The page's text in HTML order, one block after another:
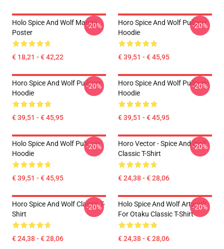
Holo Spice And Wolf Manga
Poster
€ 18,21 - € 42,22
-20%
Horo Spice And Wolf Pullover
Hoodie
€ 39,51 - € 45,95
-20%
Horo Spice And Wolf Pullover
Hoodie
€ 39,51 - € 45,95
-20%
Horo Spice And Wolf Pullover
Hoodie
€ 39,51 - € 45,95
-20%
Holo Spice And Wolf Pullover
Hoodie
€ 39,51 - € 45,95
-20%
Horo Vector - Spice And Wolf
Classic T-Shirt
€ 24,38 - € 28,06
-20%
Horo Spice And Wolf Classic T-
Shirt
€ 24,38 - € 28,06
-20%
Holo Spice And Wolf Artwork
For Otaku Classic T-Shirt
€ 24,38 - € 28,06
-20%